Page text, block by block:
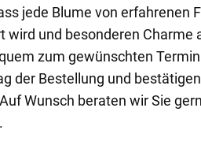
jede Blume von erfahrenen
wird und besonderen Charme
zum gewünschten
der Bestellung und
Wunsch beraten wir Sie